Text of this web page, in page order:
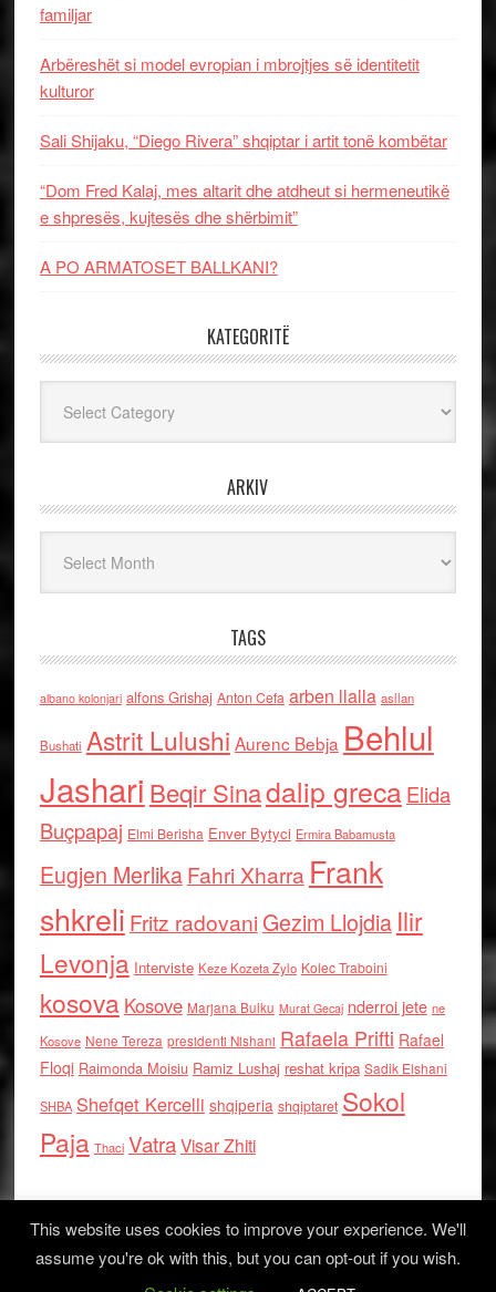
familjar
Arbëreshët si model evropian i mbrojtjes së identitetit
kulturor
Sali Shijaku, “Diego Rivera” shqiptar i artit tonë kombëtar
“Dom Fred Kalaj, mes altarit dhe atdheut si hermeneutikë
e shpresës, kujtesës dhe shërbimit”
A PO ARMATOSET BALLKANI?
KATEGORITË
ARKIV
TAGS
albano kolonjari alfons Grishaj Anton Cefa arben llalla asllan
Bushati Astrit Lulushi Aurenc Bebja Behlul
Jashari Beqir Sinadalip grecaElida
Buçpapaj Elmi Berisha Enver Bytyci Ermira Babamusta
Eugjen MerlikaFahri Xharra Frank
shkreli Fritz radovaniGezim Llojdia Ilir
Levonja Interviste Keze Kozeta Zylo Kolec Traboini
kosova Kosove Marjana Bulku Murat Gecaj nderroi jete ne
Kosove Nene Tereza presidenti Nishani Rafaela Prifti Rafael
Floqi Raimonda Moisiu Ramiz Lushaj reshat kripa Sadik Elshani
SHBA Shefqet Kercelli shqiperia shqiptaret Sokol
Paja Thaci VatraVisar Zhiti
This website uses cookies to improve your experience. We'll
assume you're ok with this, but you can opt-out if you wish.